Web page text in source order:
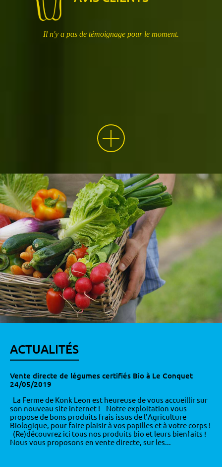
Il n'y a pas de témoignage pour le moment.
ACTUALITÉS
Vente directe de légumes certifiés Bio à Le Conquet
24/05/2019
La Ferme de Konk Leon est heureuse de vous accueillir sur
son nouveau site internet ! Notre exploitation vous
propose de bons produits frais issus de l’Agriculture
Biologique, pour faire plaisir à vos papilles et à votre corps !
(Re)découvrez ici tous nos produits bio et leurs bienfaits !
Nous vous proposons en vente directe, sur les...